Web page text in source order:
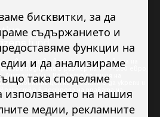
в подкрепа на правата на
подкрепа в размер на 89 978.50 евро,
Лихтенщайн и Норвегия по линия на
Основната цел на проекта е да укрепи и
в подкрепа на правата на
бисквитки, за да
съдържанието и
функции на
и да анализираме
така споделяме
на нашия
медии, рекламните